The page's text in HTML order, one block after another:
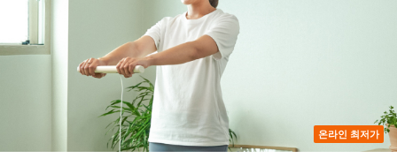
온라인 최저가